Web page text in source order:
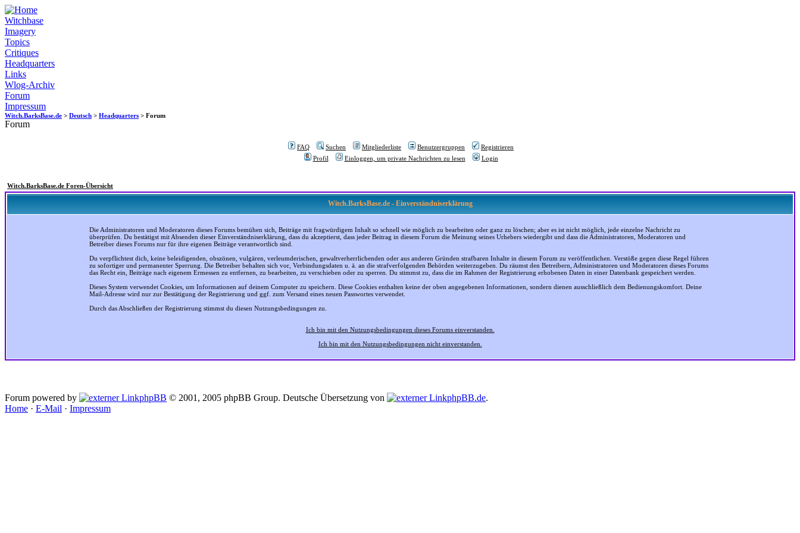
Witchbase
Imagery
Topics
Critiques
Headquarters
Links
Wlog-Archiv
Forum
Impressum
Witch.BarksBase.de > Deutsch > Headquarters > Forum
Forum
FAQ Suchen Mitgliederliste Benutzergruppen
Registrieren
Profil
Einloggen, um private Nachrichten zu lesen Login
Witch.BarksBase.de Foren-Übersicht
Witch.BarksBase.de - Einverständniserklärung
Die Administratoren und Moderatoren dieses Forums bemühen sich, Beiträge mit fragwürdigem Inhalt so schnell wie möglich zu bearbeiten oder ganz zu löschen; aber es ist nicht möglich, jede einzelne Nachricht zu
überprüfen. Du bestätigst mit Absenden dieser Einverständniserklärung, dass du akzeptierst, dass jeder Beitrag in diesem Forum die Meinung seines Urhebers wiedergibt und dass die Administratoren, Moderatoren und
Betreiber dieses Forums nur für ihre eigenen Beiträge verantwortlich sind.
Du verpflichtest dich, keine beleidigenden, obszönen, vulgären, verleumderischen, gewaltverherrlichenden oder aus anderen Gründen strafbaren Inhalte in diesem Forum zu veröffentlichen. Verstöße gegen diese Regel führen
zu sofortiger und permanenter Sperrung. Die Betreiber behalten sich vor, Verbindungsdaten u. ä. an die strafverfolgenden Behörden weiterzugeben. Du räumst den Betreibern, Administratoren und Moderatoren dieses Forums
das Recht ein, Beiträge nach eigenem Ermessen zu entfernen, zu bearbeiten, zu verschieben oder zu sperren. Du stimmst zu, dass die im Rahmen der Registrierung erhobenen Daten in einer Datenbank gespeichert werden.
Dieses System verwendet Cookies, um Informationen auf deinem Computer zu speichern. Diese Cookies enthalten keine der oben angegebenen Informationen, sondern dienen ausschließlich dem Bedienungskomfort. Deine
Mail-Adresse wird nur zur Bestätigung der Registrierung und ggf. zum Versand eines neuen Passwortes verwendet.
Durch das Abschließen der Registrierung stimmst du diesen Nutzungsbedingungen zu.
Ich bin mit den Nutzungsbedingungen dieses Forums einverstanden.
Ich bin mit den Nutzungsbedingungen nicht einverstanden.
Forum powered by phpBB © 2001, 2005 phpBB Group. Deutsche Übersetzung von phpBB.de.
Home · E-Mail · Impressum